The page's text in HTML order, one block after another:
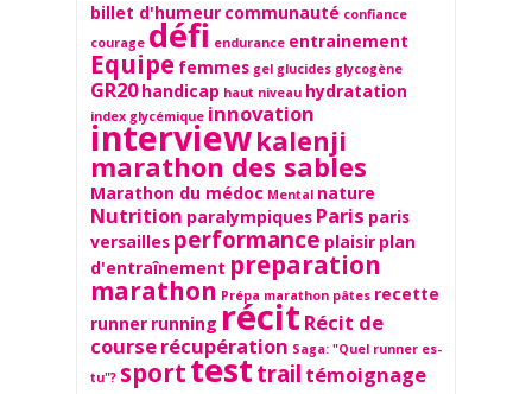
billet d'humeur communauté confiance
courage défi endurance entrainement
Equipe femmes gel glucides glycogène
GR20 handicap haut niveau hydratation
index glycémique innovation
interviewkalenji
marathon des sables
Marathon du médoc Mental nature
Nutrition paralympiques Paris paris
versailles performance plaisir plan
d'entraînement preparation
marathon Prépa marathon pâtes recette
runner running récit Récit de
courserécupération Saga: "Quel runner es-
tu"? sporttest trail témoignage